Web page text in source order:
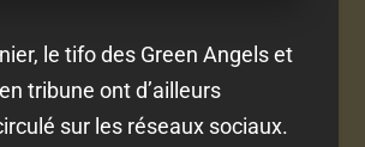
le tifo des Green Angels et
tribune ont d’ailleurs
sur les réseaux sociaux.